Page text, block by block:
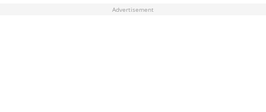
Advertisement